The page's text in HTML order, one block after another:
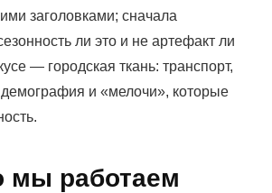
заголовками; сначала
ли это и не артефакт ли
— городская ткань: транспорт,
и «мелочи», которые
мы работаем